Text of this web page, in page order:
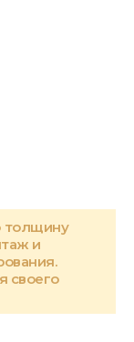
толщину
и
своего